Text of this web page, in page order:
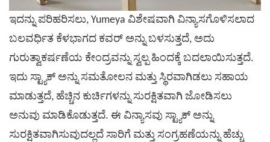
ಇದನ್ನು ಪರಿಹರಿಸಲು, Yumeya ವಿಶೇಷವಾಗಿ ವಿನ್ಯಾಸಗೊಳಿಸಲಾದ
ಬಲವರ್ಧಿತ ಕೆಳಭಾಗದ ಕವರ್ ಅನ್ನು ಬಳಸುತ್ತದೆ, ಅದು
ಗುರುತ್ವಾಕರ್ಷಣೆಯ ಕೇಂದ್ರವನ್ನು ಸ್ವಲ್ಪ ಹಿಂದಕ್ಕೆ ಬದಲಾಯಿಸುತ್ತದೆ.
ಇದು ಸ್ಟ್ಯಾಕ್ ಅನ್ನು ಸಮತೋಲನ ಮತ್ತು ಸ್ಥಿರವಾಗಿಡಲು ಸಹಾಯ
ಮಾಡುತ್ತದೆ, ಹೆಚ್ಚಿನ ಕುರ್ಚಿಗಳನ್ನು ಸುರಕ್ಷಿತವಾಗಿ ಜೋಡಿಸಲು
ಅನುವು ಮಾಡಿಕೊಡುತ್ತದೆ. ಈ ವಿನ್ಯಾಸವು ಸ್ಟ್ಯಾಕ್ ಅನ್ನು
ಸುರಕ್ಷಿತವಾಗಿಸುವುದಲ್ಲದೆ ಸಾರಿಗೆ ಮತ್ತು ಸಂಗ್ರಹಣೆಯನ್ನು ಹೆಚ್ಚು